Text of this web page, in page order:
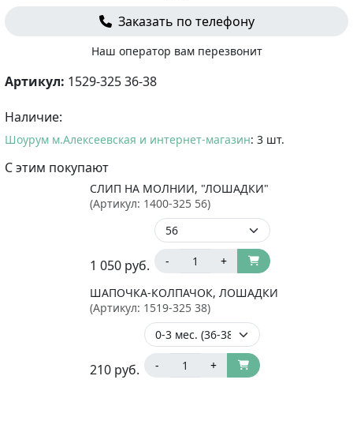
Заказать по телефону
Наш оператор вам перезвонит
Артикул: 1529-325 36-38
Наличие:
Шоурум м.Алексеевская и интернет-магазин: 3 шт.
С этим покупают
СЛИП НА МОЛНИИ, "ЛОШАДКИ"
(Артикул: 1400-325 56)
1 050 руб. - +
ШАПОЧКА-КОЛПАЧОК, ЛОШАДКИ
(Артикул: 1519-325 38)
210 руб. - +